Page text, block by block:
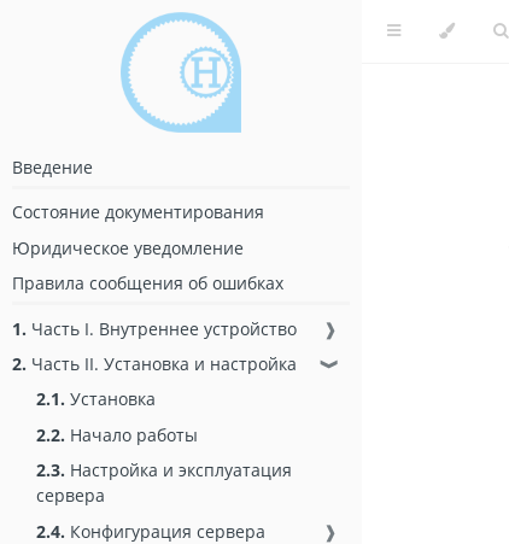
Введение
Состояние документирования
Юридическое уведомление
Правила сообщения об ошибках
1. Часть I. Внутреннее устройство
❱
2. Часть II. Установка и настройка ❱
2.1. Установка
2.2. Начало работы
2.3. Настройка и эксплуатация
сервера
2.4. Конфигурация сервера
❱